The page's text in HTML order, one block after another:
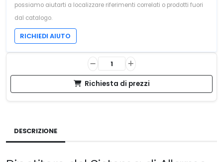
possiamo aiutarti a localizzare riferimenti correlati o prodotti fuori
dal catalogo.
RICHIEDI AIUTO
Richiesta di prezzi
DESCRIZIONE